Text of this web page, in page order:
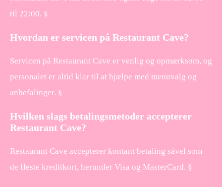
til 22:00. §
Hvordan er servicen på Restaurant Cave?
Servicen på Restaurant Cave er venlig og opmærksom, og
personalet er altid klar til at hjælpe med menuvalg og
anbefalinger. §
Hvilken slags betalingsmetoder accepterer
Restaurant Cave?
Restaurant Cave accepterer kontant betaling såvel som
de fleste kreditkort, herunder Visa og MasterCard. §